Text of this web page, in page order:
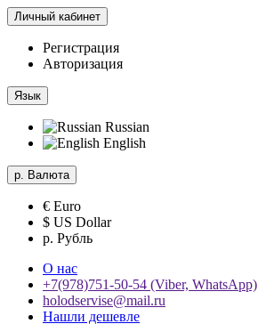
Личный кабинет
Регистрация
Авторизация
Язык
Russian
English
р. Валюта
€ Euro
$ US Dollar
р. Рубль
О нас
+7(978)751-50-54 (Viber, WhatsApp)
holodservise@mail.ru
Нашли дешевле